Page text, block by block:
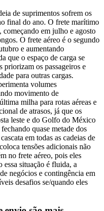
de suprimentos sofrem os
final do ano. O frete marítimo
começando em julho e agosto
O frete aéreo é o segundo
e aumentando
que o espaço de carga se
priorizam os passageiros e
para outras cargas.
volumes
movimento de
milha para rotas aéreas e
de atrasos, já que os
leste e do Golfo do México
quase metade dos
em todas as cadeias de
tensões adicionais não
no frete aéreo, pois eles
essa situação é fluida, a
negócios e contingência em
desafios se/quando eles